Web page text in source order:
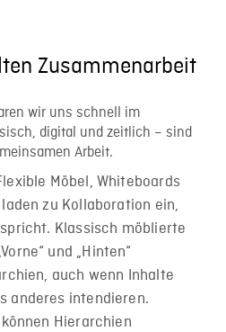
Zusammenarbeit
wir uns schnell im
digital und zeitlich – sind
Arbeit.
Möbel, Whiteboards
zu Kollaboration ein,
Klassisch möblierte
und „Hinten“
auch wenn Inhalte
anderes intendieren.
Hierarchien